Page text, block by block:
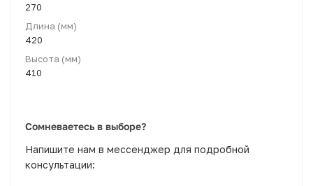
270
Длина (мм)
420
Высота (мм)
410
Сомневаетесь в выборе?
Напишите нам в мессенджер для подробной
консультации: